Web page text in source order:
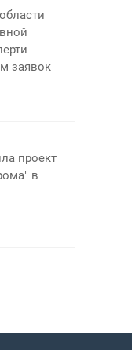
заявок
проект
в